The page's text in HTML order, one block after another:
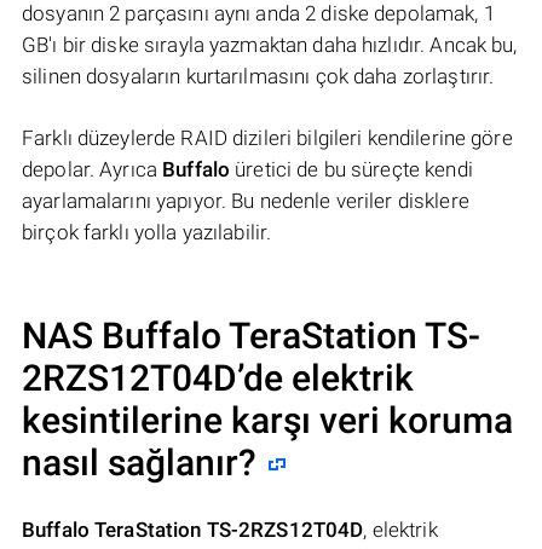
dosyanın 2 parçasını aynı anda 2 diske depolamak, 1
GB'ı bir diske sırayla yazmaktan daha hızlıdır. Ancak bu,
silinen dosyaların kurtarılmasını çok daha zorlaştırır.
Farklı düzeylerde RAID dizileri bilgileri kendilerine göre
depolar. Ayrıca Buffalo üretici de bu süreçte kendi
ayarlamalarını yapıyor. Bu nedenle veriler disklere
birçok farklı yolla yazılabilir.
NAS Buffalo TeraStation TS-
2RZS12T04D’de elektrik
kesintilerine karşı veri koruma
nasıl sağlanır?
Buffalo TeraStation TS-2RZS12T04D, elektrik